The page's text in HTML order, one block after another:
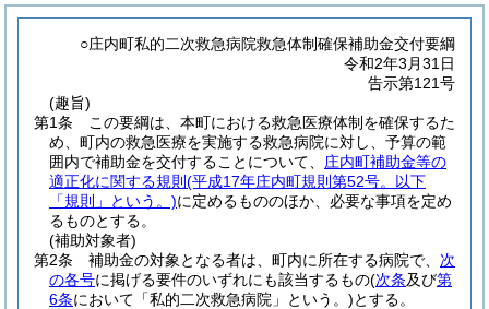
○庄内町私的二次救急病院救急体制確保補助金交付要綱
令和2年3月31日
告示第121号
(趣旨)
第1条
この要綱は、本町における救急医療体制を確保するた
め、町内の救急医療を実施する救急病院に対し、予算の範
囲内で補助金を交付することについて、 庄内町補助金等の
適正化に関する規則 (平成17年庄内町規則第52号。以下
「規則」という。)に定めるもののほか、必要な事項を定め
るものとする。
(補助対象者)
第2条
補助金の対象となる者は、町内に所在する病院で、 次
の各号に掲げる要件のいずれにも該当するもの(次条及び第
6条において「私的二次救急病院」という。)とする。